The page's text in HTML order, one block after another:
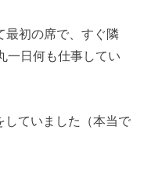
最初の席で、すぐ隣
一日何も仕事してい
していました（本当で